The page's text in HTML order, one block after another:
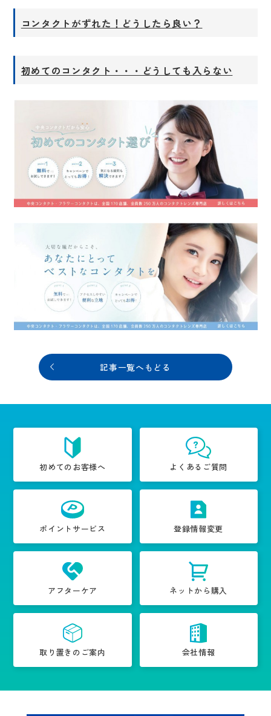
コンタクトがずれた！どうしたら良い？
初めてのコンタクト・・・どうしても入らない
記事一覧へもどる
初めてのお客様へ よくあるご質問
ポイントサービス 登録情報変更
アフターケア ネットから購入
取り置きのご案内 会社情報